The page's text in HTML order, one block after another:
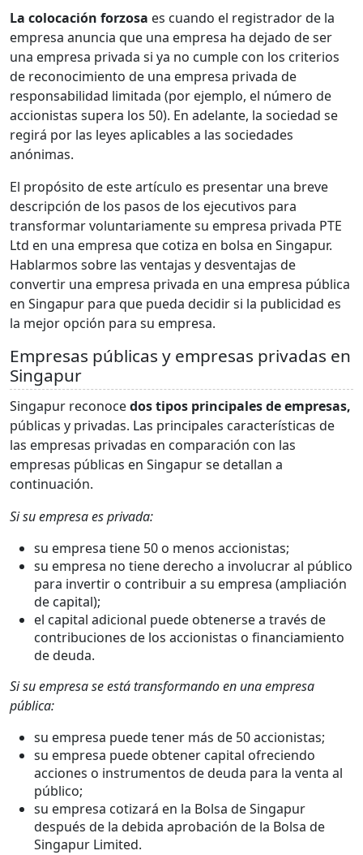
La colocación forzosa es cuando el registrador de la
empresa anuncia que una empresa ha dejado de ser
una empresa privada si ya no cumple con los criterios
de reconocimiento de una empresa privada de
responsabilidad limitada (por ejemplo, el número de
accionistas supera los 50). En adelante, la sociedad se
regirá por las leyes aplicables a las sociedades
anónimas.
El propósito de este artículo es presentar una breve
descripción de los pasos de los ejecutivos para
transformar voluntariamente su empresa privada PTE
Ltd en una empresa que cotiza en bolsa en Singapur.
Hablarmos sobre las ventajas y desventajas de
convertir una empresa privada en una empresa pública
en Singapur para que pueda decidir si la publicidad es
la mejor opción para su empresa.
Empresas públicas y empresas privadas en
Singapur
Singapur reconocedos tipos principales de empresas,
públicas y privadas. Las principales características de
las empresas privadas en comparación con las
empresas públicas en Singapur se detallan a
continuación.
Si su empresa es privada:
su empresa tiene 50 o menos accionistas;
su empresa no tiene derecho a involucrar al público
para invertir o contribuir a su empresa (ampliación
de capital);
el capital adicional puede obtenerse a través de
contribuciones de los accionistas o financiamiento
de deuda.
Si su empresa se está transformando en una empresa
pública:
su empresa puede tener más de 50 accionistas;
su empresa puede obtener capital ofreciendo
acciones o instrumentos de deuda para la venta al
público;
su empresa cotizará en la Bolsa de Singapur
después de la debida aprobación de la Bolsa de
Singapur Limited.